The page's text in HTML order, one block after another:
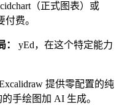
（正式图表）或
费。
yEd，在这个特定能力
提供零配置的纯
手绘图加 AI 生成。